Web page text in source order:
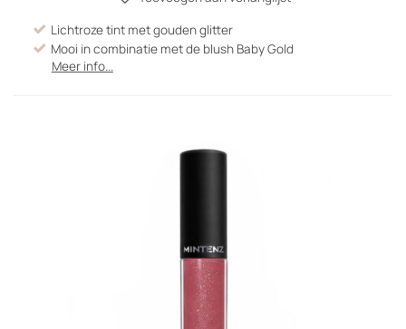
Lichtroze tint met gouden glitter
Mooi in combinatie met de blush Baby Gold
Meer info...